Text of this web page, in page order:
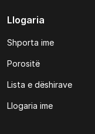
Llogaria
Shporta ime
Porositë
Lista e dëshirave
Llogaria ime